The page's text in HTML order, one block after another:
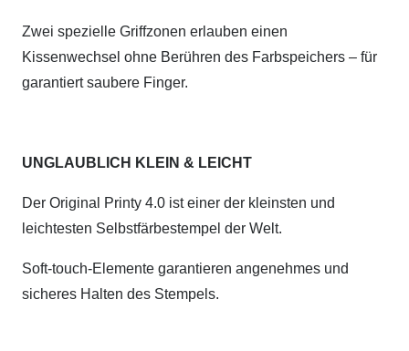
Zwei spezielle Griffzonen erlauben einen
Kissenwechsel ohne Berühren des Farbspeichers – für
garantiert saubere Finger.
UNGLAUBLICH KLEIN & LEICHT
Der Original Printy 4.0 ist einer der kleinsten und
leichtesten Selbstfärbestempel der Welt.
Soft-touch-Elemente garantieren angenehmes und
sicheres Halten des Stempels.